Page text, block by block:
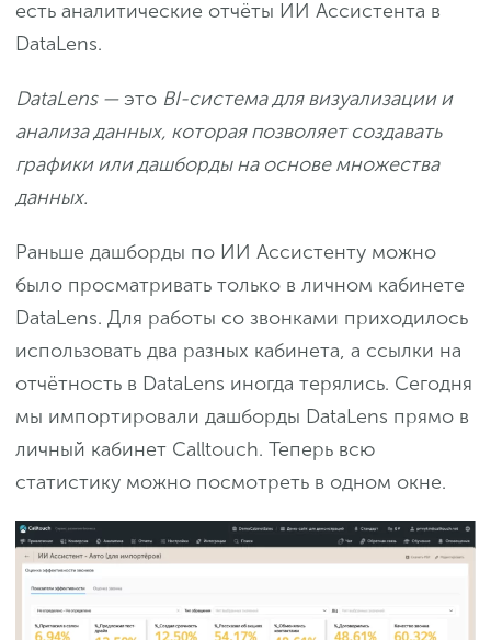
есть аналитические отчёты ИИ Ассистента в
DataLens.
DataLens —это BI-система для визуализации и
анализа данных, которая позволяет создавать
графики или дашборды на основе множества
данных.
Раньше дашборды по ИИ Ассистенту можно
было просматривать только в личном кабинете
DataLens. Для работы со звонками приходилось
использовать два разных кабинета, а ссылки на
отчётность в DataLens иногда терялись. Сегодня
мы импортировали дашборды DataLens прямо в
личный кабинет Calltouch. Теперь всю
статистику можно посмотреть в одном окне.